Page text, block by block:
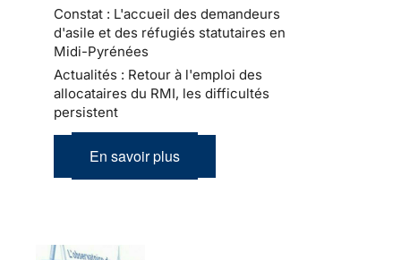
Constat : L'accueil des demandeurs
d'asile et des réfugiés statutaires en
Midi-Pyrénées
Actualités : Retour à l'emploi des
allocataires du RMI, les difficultés
persistent
En savoir plus